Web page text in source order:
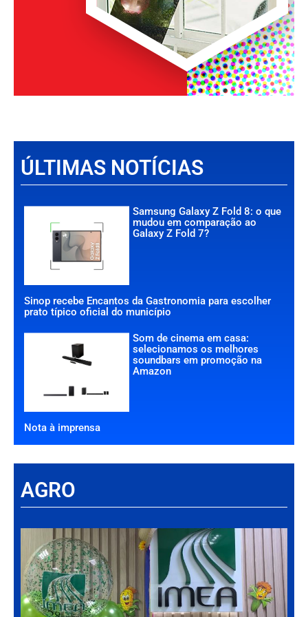
ÚLTIMAS NOTÍCIAS
Samsung Galaxy Z Fold 8: o que
mudou em comparação ao
Galaxy Z Fold 7?
Sinop recebe Encantos da Gastronomia para escolher
prato típico oficial do município
Som de cinema em casa:
selecionamos os melhores
soundbars em promoção na
Amazon
Nota à imprensa
AGRO